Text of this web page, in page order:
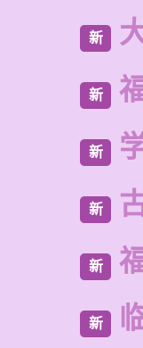
新
新
新
新
新
新